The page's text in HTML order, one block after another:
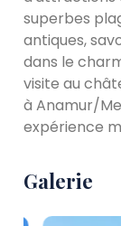
superbes
antiques,
dans le
visite au
à Anamur/
expérience
Galerie